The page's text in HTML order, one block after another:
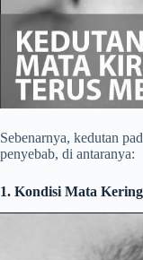
Sebenarnya, kedutan
penyebab, di antaranya:
1. Kondisi Mata Kering